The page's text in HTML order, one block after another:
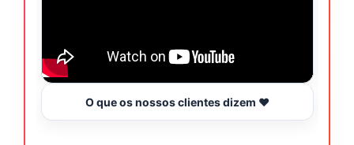
O que os nossos clientes dizem ❤️